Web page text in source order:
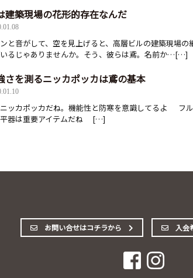
建築現場の花形的存在なんだ
と音がして、空を見上げると、高層ビルの建築現場
るじゃありませんか。そう、彼らは鳶。名前か…[…]
さを測るニッカポッカは鳶の基本
ッカポッカだね。機能性と防寒を意識してるよ フ
器は重要アイテムだね […]
お問い合せはコチラから 入会